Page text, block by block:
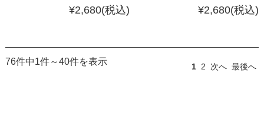
¥2,680(税込)
¥2,680(税込)
76件中1件～40件を表示
1 2 次へ 最後へ